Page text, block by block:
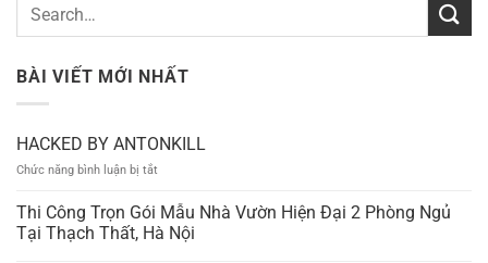
BÀI VIẾT MỚI NHẤT
HACKED BY ANTONKILL
Chức năng bình luận bị tắt
BY
ANTONKILL
Thi Công Trọn Gói Mẫu Nhà Vườn Hiện Đại 2 Phòng Ngủ
Tại Thạch Thất, Hà Nội